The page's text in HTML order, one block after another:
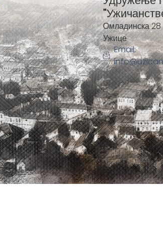
Омладинска 28
Ужице
Email: